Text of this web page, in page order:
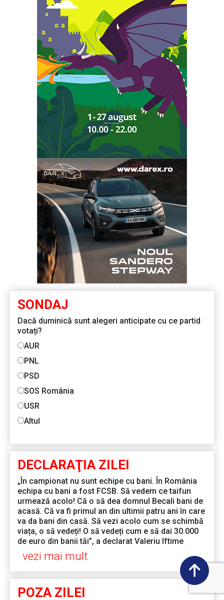
SONDAJ
Dacă duminică sunt alegeri anticipate cu ce partid
votați?
AUR
PNL
PSD
SOS România
USR
Altul
DECLARAŢIA ZILEI
„În campionat nu sunt echipe cu bani. În România
echipa cu bani a fost FCSB. Să vedem ce taifun
urmează acolo! Că o să dea domnul Becali bani de
acasă. Că va fi primul an din ultimii patru ani în care
va da bani din casă. Să vezi acolo cum se schimbă
viața, o să vedeți! O să vedeți cum e să dai 30.000
de euro din banii tăi”, a declarat Valeriu Iftime
vezi mai mult
POZA ZILEI